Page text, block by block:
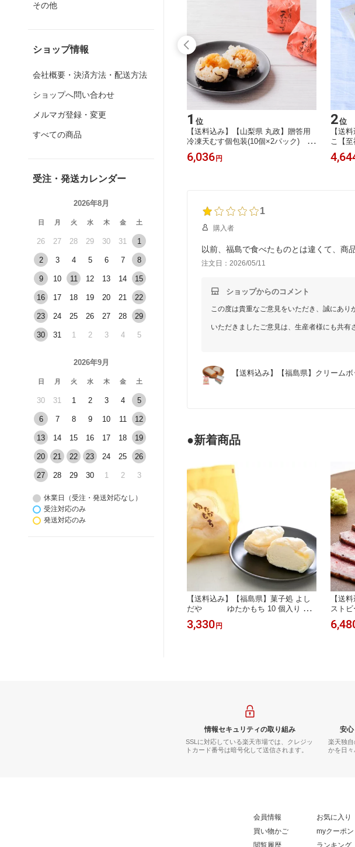
その他
ショップ情報
会社概要・決済方法・配送方法
ショップへ問い合わせ
メルマガ登録・変更
すべての商品
受注・発送カレンダー
2026年8月
日 月 火 水 木 金 土
26 27 28 29 30 31 1
2 3 4 5 6 7 8
9 10 11 12 13 14 15
16 17 18 19 20 21 22
23 24 25 26 27 28 29
30 31 1 2 3 4 5
2026年9月
日 月 火 水 木 金 土
30 31 1 2 3 4 5
6 7 8 9 10 11 12
13 14 15 16 17 18 19
20 21 22 23 24 25 26
27 28 29 30 1 2 3
休業日（受注・発送対応なし）
受注対応のみ
発送対応のみ
5 位
【送料込み】【岐阜県】塩麹キャラメ
ルクッキーアイスSaltice 6個入 ※冷
1 位
【送料込み】【山梨県 丸政】贈答用
冷凍天むす個包装(10個×2パック) ※
冷凍配送 お土産 ギフト プチギフト
誕生日
6,036円
2位
【送
こ【
I
プチギ
1
購入者
注文日：2026/05/11
ショップからのコメント
この度は貴重なご意見をいただき、誠にあり
いただきましたご意見は、生産者様にも共有
また産地直送の特性上、個体差が生じる場
【送料込み】【福島県】クリーム
●新着商品
【送料込み】【福島県】菓子処 よし
だや ゆたかもち 10 個入り ※
冷凍配送 お土産 ギフト プチギフト
誕生日
3,330円
【送
スト
つ牛
ギフト
情報セキュリティの取り組み
SSLに対応している楽天市場では、クレジッ
トカード番号は暗号化して送信されます。
安
楽天独
かを日々
会員情報
買い物かご
閲覧履歴
お気に入り
myクーポン
ランキング